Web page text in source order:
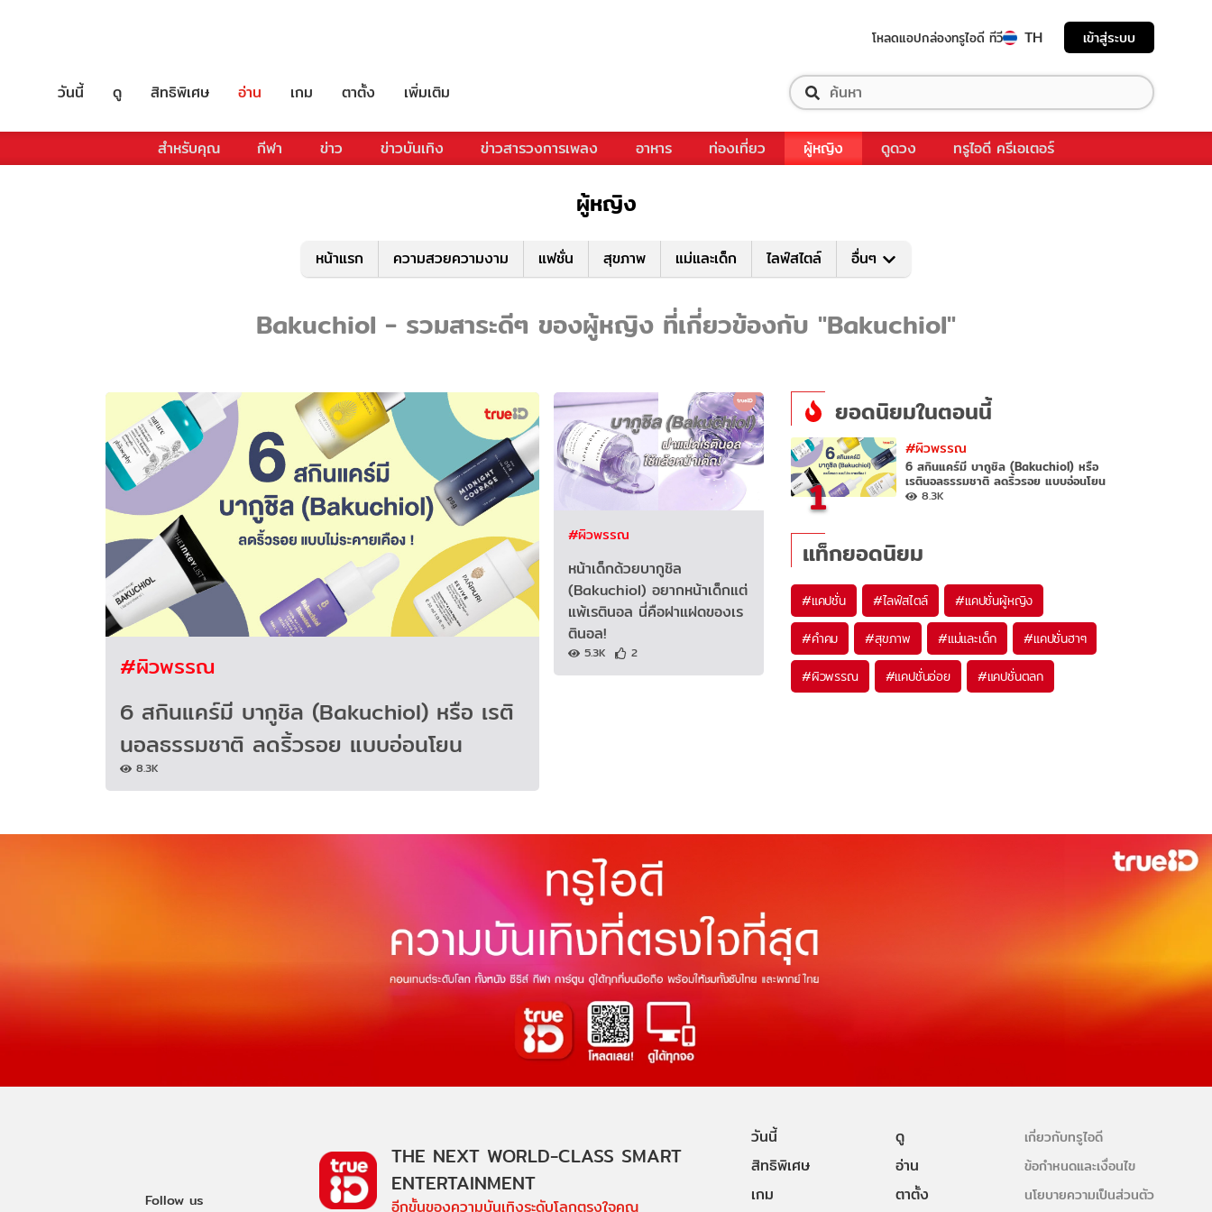
โหลดแอปกล่องทรูไอดี ทีวี TH เข้าสู่ระบบ
วันนี้ ดู สิทธิพิเศษ อ่าน เกม ตาตั้ง เพิ่มเติม
สำหรับคุณ กีฬา ข่าว ข่าวบันเทิง ข่าวสารวงการเพลง อาหาร ท่องเที่ยว ผู้หญิง ดูดวง ทรูไอดี ครีเอเตอร์
ผู้หญิง
หน้าแรก ความสวยความงาม แฟชั่น สุขภาพ แม่และเด็ก ไลฟ์สไตล์ อื่นๆ
Bakuchiol - รวมสาระดีๆ ของผู้หญิง ที่เกี่ยวข้องกับ "Bakuchiol"
#ผิวพรรณ
6 สกินแคร์มี บากูชิล (Bakuchiol) หรือ เรติ
นอลธรรมชาติ ลดริ้วรอย แบบอ่อนโยน
8.3K
#ผิวพรรณ
หน้าเด็กด้วยบากูชิล
(Bakuchiol) อยากหน้าเด็กแต่
แพ้เรตินอล นี่คือฝาแฝดของเร
ตินอล!
5.3K 2
ยอดนิยมในตอนนี้
1
#ผิวพรรณ
6 สกินแคร์มี บากูชิล (Bakuchiol) หรือ
เรตินอลธรรมชาติ ลดริ้วรอย แบบอ่อนโยน
8.3K
แท็กยอดนิยม
#แคปชั่น #ไลฟ์สไตล์ #แคปชั่นผู้หญิง
#คำคม #สุขภาพ #แม่และเด็ก #แคปชั่นฮาๆ
#ผิวพรรณ #แคปชั่นอ่อย #แคปชั่นตลก
Follow us
THE NEXT WORLD-CLASS SMART
ENTERTAINMENT
อีกขั้นของความบันเทิงระดับโลกตรงใจคุณ
วันนี้
ดู
สิทธิพิเศษ
อ่าน
เกม
ตาตั้ง
เกี่ยวกับทรูไอดี
ข้อกำหนดและเงื่อนไข
นโยบายความเป็นส่วนตัว